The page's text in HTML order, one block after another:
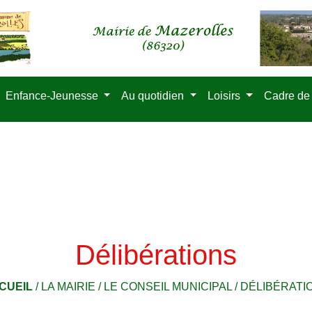
Enfance-Jeunesse Au quotidien Loisirs Cadre
Délibérations
/ LA MAIRIE / LE CONSEIL MUNICIPAL /